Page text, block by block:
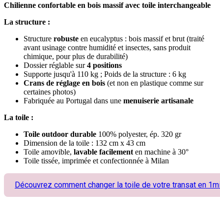
Chilienne confortable en bois massif avec toile interchangeable
La structure :
Structure robuste en eucalyptus : bois massif et brut (traité
avant usinage contre humidité et insectes, sans produit
chimique, pour plus de durabilité)
Dossier réglable sur4 positions
Supporte jusqu'à 110 kg ; Poids de la structure : 6 kg
Crans de réglage en bois (et non en plastique comme sur
certaines photos)
Fabriquée au Portugal dans une menuiserie artisanale
La toile :
Toile outdoor durable 100% polyester, ép. 320 gr
Dimension de la toile : 132 cm x 43 cm
Toile amovible, lavable facilement en machine à 30°
Toile tissée, imprimée et confectionnée à Milan
Découvrez comment changer la toile de votre transat en